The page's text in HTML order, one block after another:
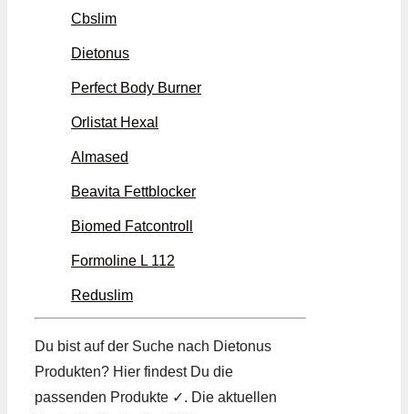
Cbslim
Dietonus
Perfect Body Burner
Orlistat Hexal
Almased
Beavita Fettblocker
Biomed Fatcontroll
Formoline L 112
Reduslim
Du bist auf der Suche nach Dietonus
Produkten? Hier findest Du die
passenden Produkte ✓. Die aktuellen